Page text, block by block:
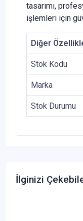
tasarımı,
işlemleri için
Diğer
Stok Kodu
Marka
Stok Durumu
İlginizi